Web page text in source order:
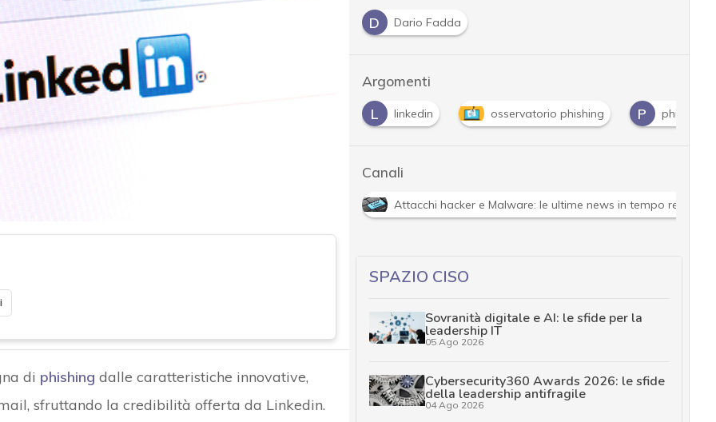
di phishing dalle caratteristiche innovative,
sfruttando la credibilità offerta da Linkedin.
D
Dario Fadda
Argomenti
L linkedin osservatorio phishing P phishing
Canali
Attacchi hacker e Malware: le ultime news in tempo reale e
SPAZIO CISO
Sovranità digitale e AI: le sfide per la
leadership IT
05 Ago 2026
Cybersecurity360 Awards 2026: le sfide
della leadership antifragile
04 Ago 2026